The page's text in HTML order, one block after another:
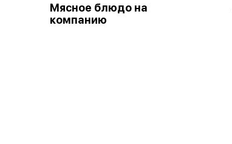
Мясное блюдо на
компанию